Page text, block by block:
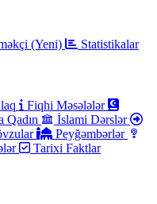
(Yeni) Statistikalar
Fiqhi Məsələlər
Qadın
İslami Dərslər
Peyğəmbərlər
Tarixi Faktlar